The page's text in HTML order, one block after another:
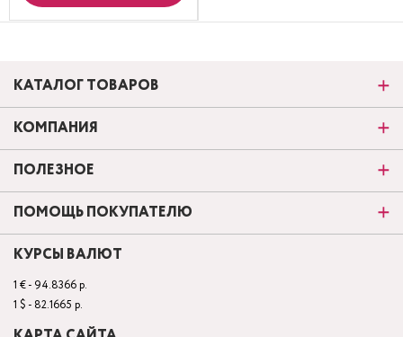
КАТАЛОГ ТОВАРОВ
КОМПАНИЯ
ПОЛЕЗНОЕ
ПОМОЩЬ ПОКУПАТЕЛЮ
КУРСЫ ВАЛЮТ
1 € - 94.8366 р.
1 $ - 82.1665 р.